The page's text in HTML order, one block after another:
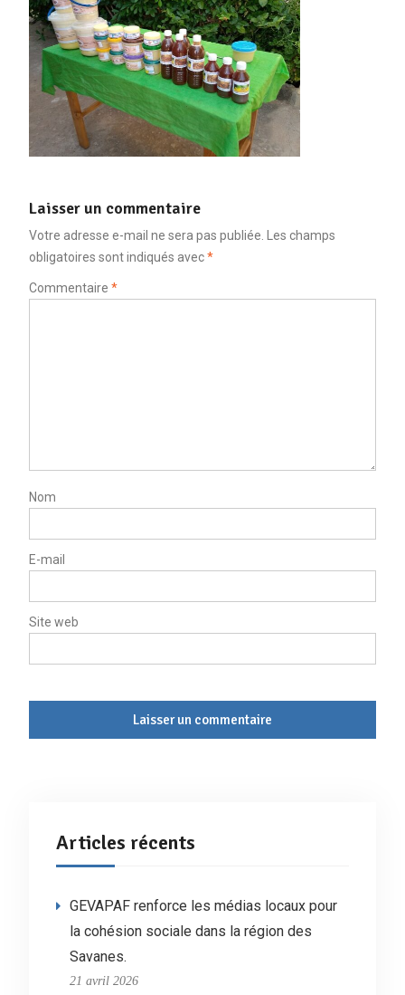
Laisser un commentaire
Votre adresse e-mail ne sera pas publiée. Les champs
obligatoires sont indiqués avec*
Commentaire *
Nom
E-mail
Site web
Articles récents
GEVAPAF renforce les médias locaux pour
la cohésion sociale dans la région des
Savanes.
21 avril 2026